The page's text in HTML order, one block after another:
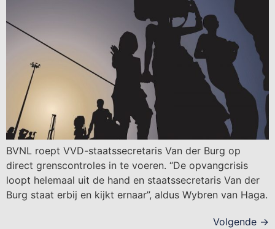
BVNL roept VVD-staatssecretaris Van der Burg op
direct grenscontroles in te voeren. “De opvangcrisis
loopt helemaal uit de hand en staatssecretaris Van der
Burg staat erbij en kijkt ernaar”, aldus Wybren van Haga.
Volgende →